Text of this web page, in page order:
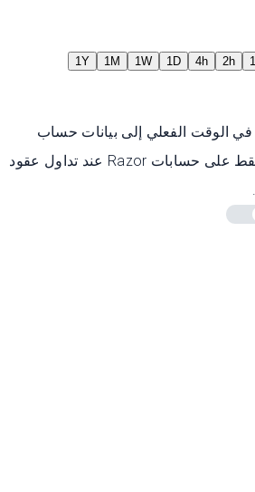
2h
4h
1D
1W
1M
1Y
في الوقت الفعلي إلى بيانات حساب
Razor. تُطبق العمولات فقط على حسابات Razor عند تداول عقود